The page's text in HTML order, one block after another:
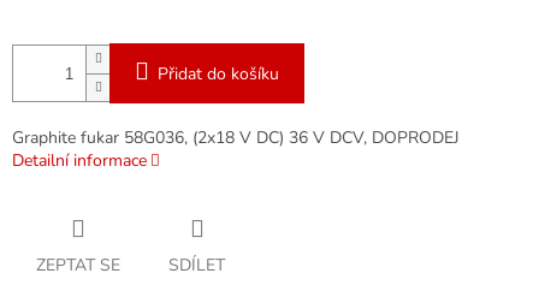
Přidat do košíku
Graphite fukar 58G036, (2x18 V DC) 36 V DCV, DOPRODEJ
Detailní informace
ZEPTAT SE SDÍLET